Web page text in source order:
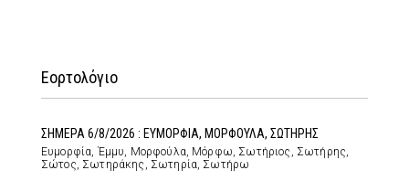
Εορτολόγιο
ΣΗΜΕΡΑ 6/8/2026 : ΕΥΜΟΡΦΙΑ, ΜΟΡΦΟΥΛΑ, ΣΩΤΗΡΗΣ
Ευμορφία, Έμμυ, Μορφούλα, Μόρφω, Σωτήριος, Σωτήρης,
Σώτος, Σωτηράκης, Σωτηρία, Σωτήρω